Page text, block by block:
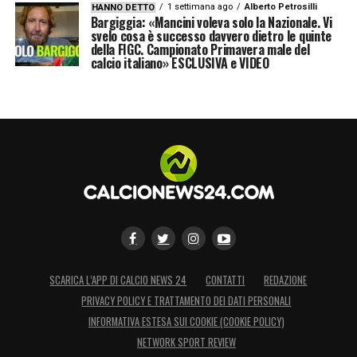
HANNO DETTO 1 settimana ago Alberto Petrosilli
Bargiggia: «Mancini voleva solo la Nazionale. Vi
svelo cosa è successo davvero dietro le quinte
della FIGC. Campionato Primavera male del
calcio italiano» ESCLUSIVA e VIDEO
SCARICA L’APP DI CALCIO NEWS 24 CONTATTI
REDAZIONE
PRIVACY POLICY E TRATTAMENTO DEI DATI PERSONALI
INFORMATIVA ESTESA SUI COOKIE (COOKIE POLICY)
NETWORK SPORT REVIEW